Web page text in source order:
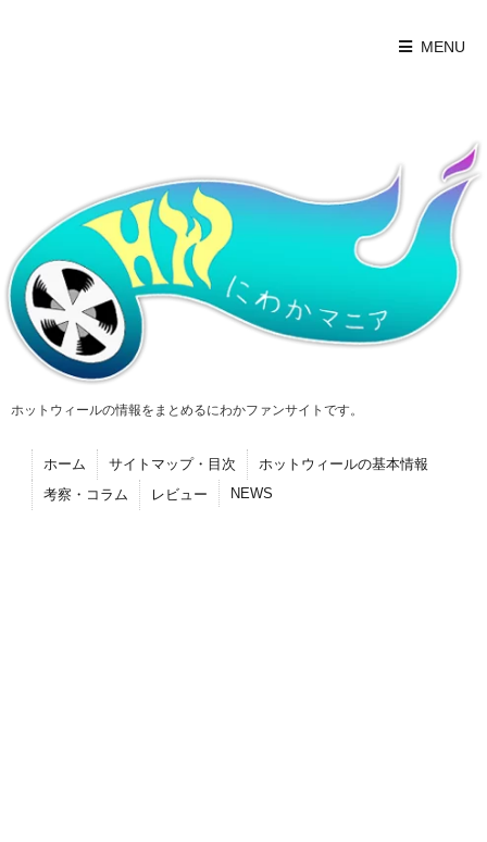
MENU
ホットウィールの情報をまとめるにわかファンサイトです。
ホーム サイトマップ・目次
ホットウィールの基本情報
考察・コラム
レビュー NEWS